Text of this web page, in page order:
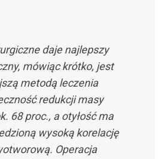
daje najlepszy
mówiąc krótko, jest
metodą leczenia
redukcji masy
68 proc., a otyłość ma
wysoką korelację
Operacja